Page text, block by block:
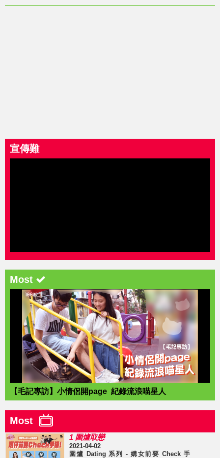
宣傳難
Most
【毛記專訪】小情侶開page 紀錄流浪喵星人
Most
1 圍爐取戀
2021-04-02
圍爐 Dating 系列 - 媾女前要 Check 手